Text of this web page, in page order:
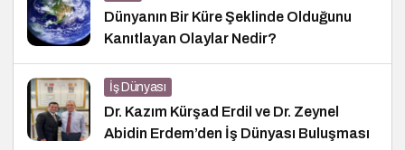
Dünyanın Bir Küre Şeklinde Olduğunu
Kanıtlayan Olaylar Nedir?
İş Dünyası
Dr. Kazım Kürşad Erdil ve Dr. Zeynel
Abidin Erdem’den İş Dünyası Buluşması